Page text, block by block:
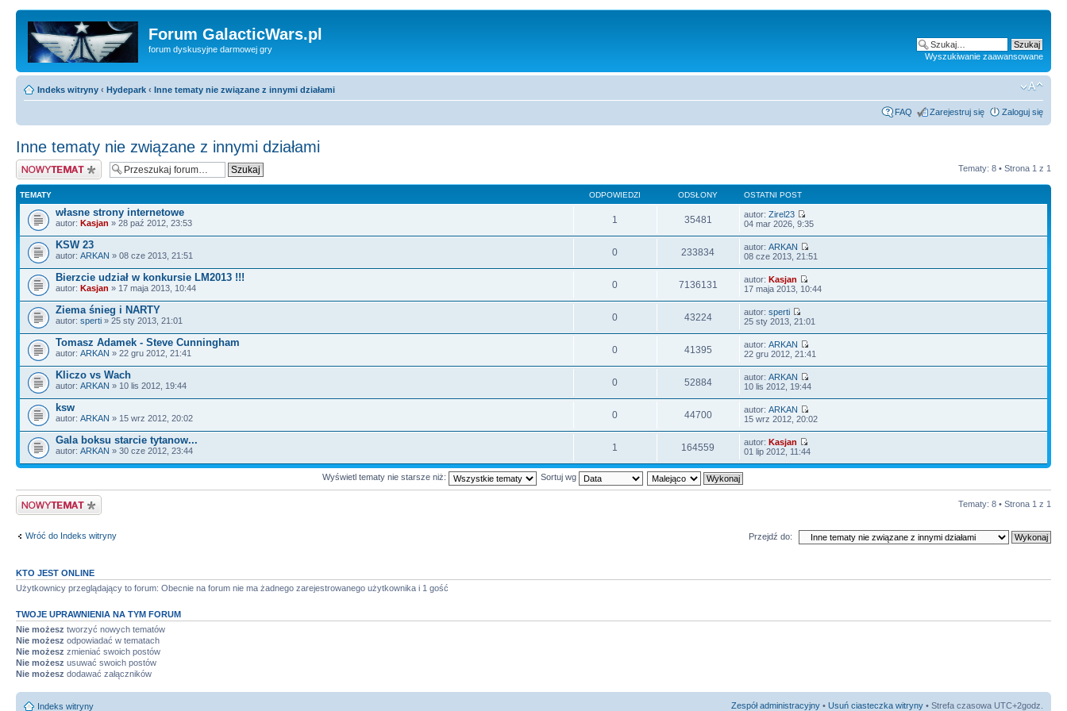
Forum GalacticWars.pl
forum dyskusyjne darmowej gry
Wyszukiwanie zaawansowane
Indeks witryny ‹ Hydepark ‹ Inne tematy nie związane z innymi działami
FAQ Zarejestruj się Zaloguj się
Inne tematy nie związane z innymi działami
Nowy temat Tematy: 8 • Strona 1 z 1
TEMATY ODPOWIEDZI ODSŁONY OSTATNI POST
własne strony internetowe
autor: Kasjan » 28 paź 2012, 23:53 1 35481 autor:Zirel23
04 mar 2026, 9:35
KSW 23
autor: ARKAN » 08 cze 2013, 21:51 0 233834 autor:ARKAN
08 cze 2013, 21:51
Bierzcie udział w konkursie LM2013 !!!
autor: Kasjan » 17 maja 2013, 10:44 0 7136131 autor:Kasjan
17 maja 2013, 10:44
Ziema śnieg i NARTY
autor: sperti » 25 sty 2013, 21:01 0 43224 autor:sperti
25 sty 2013, 21:01
Tomasz Adamek - Steve Cunningham
autor: ARKAN » 22 gru 2012, 21:41 0 41395 autor:ARKAN
22 gru 2012, 21:41
Kliczo vs Wach
autor: ARKAN » 10 lis 2012, 19:44 0 52884 autor:ARKAN
10 lis 2012, 19:44
ksw
autor: ARKAN » 15 wrz 2012, 20:02 0 44700 autor:ARKAN
15 wrz 2012, 20:02
Gala boksu starcie tytanow...
autor: ARKAN » 30 cze 2012, 23:44 1 164559 autor:Kasjan
01 lip 2012, 11:44
Wyświetl tematy nie starsze niż: Sortuj wg
Nowy temat Tematy: 8 • Strona 1 z 1
Wróć do Indeks witryny Przejdź do:
KTO JEST ONLINE
Użytkownicy przeglądający to forum: Obecnie na forum nie ma żadnego zarejestrowanego użytkownika i 1 gość
TWOJE UPRAWNIENIA NA TYM FORUM
Nie możesz tworzyć nowych tematów
Nie możesz odpowiadać w tematach
Nie możesz zmieniać swoich postów
Nie możesz usuwać swoich postów
Nie możesz dodawać załączników
Indeks witryny Zespół administracyjny • Usuń ciasteczka witryny • Strefa czasowa UTC+2godz.